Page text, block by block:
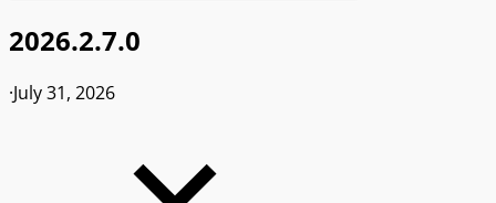
2026.2.7.0
·July 31, 2026